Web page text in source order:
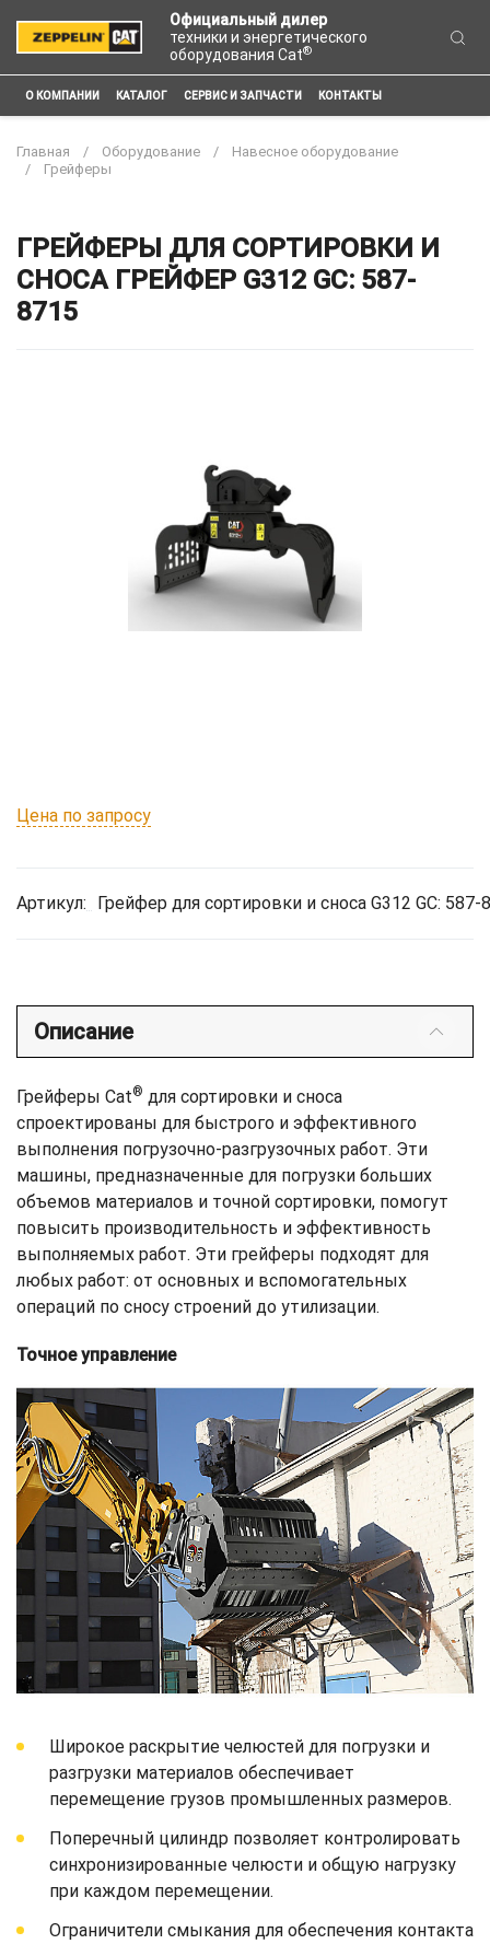
Официальный дилер
техники и энергетического
оборудования Cat®
О КОМПАНИИ КАТАЛОГ СЕРВИС И ЗАПЧАСТИ КОНТАКТЫ
Главная Оборудование
Навесное оборудование
Грейферы
ГРЕЙФЕРЫ ДЛЯ СОРТИРОВКИ И
СНОСА ГРЕЙФЕР G312 GC: 587-
8715
Цена по запросу
Артикул: Грейфер для сортировки и сноса G312 GC: 587-
Описание
Грейферы Cat® для сортировки и сноса
спроектированы для быстрого и эффективного
выполнения погрузочно-разгрузочных работ. Эти
машины, предназначенные для погрузки больших
объемов материалов и точной сортировки, помогут
повысить производительность и эффективность
выполняемых работ. Эти грейферы подходят для
любых работ: от основных и вспомогательных
операций по сносу строений до утилизации.
Точное управление
Широкое раскрытие челюстей для погрузки и
разгрузки материалов обеспечивает
перемещение грузов промышленных размеров.
Поперечный цилиндр позволяет контролировать
синхронизированные челюсти и общую нагрузку
при каждом перемещении.
Ограничители смыкания для обеспечения контакта